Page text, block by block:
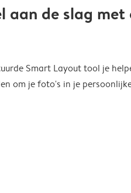
aan de slag met
Smart Layout tool je
om je foto's in je